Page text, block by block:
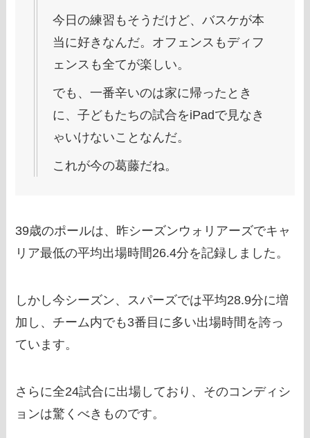
今日の練習もそうだけど、バスケが本
当に好きなんだ。オフェンスもディフ
ェンスも全てが楽しい。
でも、一番辛いのは家に帰ったとき
に、子どもたちの試合をiPadで見なき
ゃいけないことなんだ。
これが今の葛藤だね。
39歳のポールは、昨シーズンウォリアーズでキャ
リア最低の平均出場時間26.4分を記録しました。
しかし今シーズン、スパーズでは平均28.9分に増
加し、チーム内でも3番目に多い出場時間を誇っ
ています。
さらに全24試合に出場しており、そのコンディシ
ョンは驚くべきものです。